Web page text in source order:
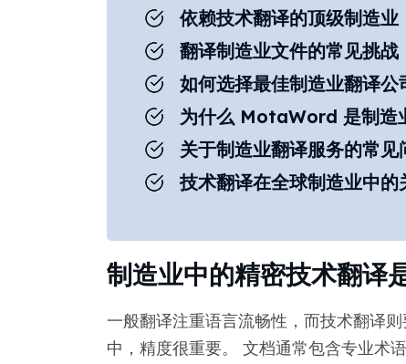
依赖技术翻译的顶级制造业
翻译制造业文件的常见挑战
如何选择最佳制造业翻译公
为什么 MotaWord 是制造
关于制造业翻译服务的常见
技术翻译在全球制造业中的
制造业中的精密技术翻译
一般翻译注重语言流畅性，而技术翻译
中，精度很重要。 文档通常包含专业术